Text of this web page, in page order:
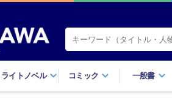
ライトノベル コミック 一般書